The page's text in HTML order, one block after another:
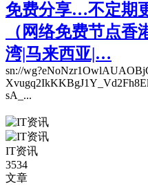
免费分享…不定期
（网络免费节点香
湾|马来西亚|…
sn://
sA_...
IT资讯
3534
文章